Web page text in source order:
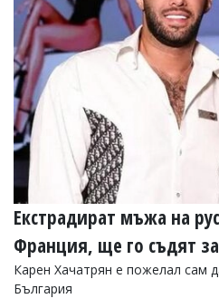
УКРАЙНА
СПОРТ
РАЗСЛЕДВАНЕ
БИЗНЕС
ЮГ
Управители:
Веселин
email:
v.vasilev@flagman.bg
Катя
Касабова,
еmail:k.kassabova@flagman.bg
Екстрадират мъжа на
Франция, ще го съдят
Карен Хачатрян е пожелал сам
България